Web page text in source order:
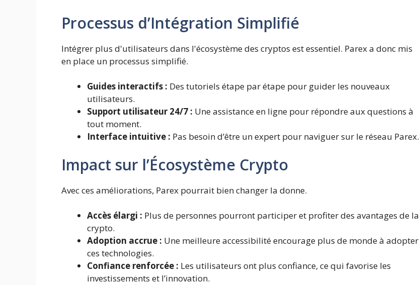
Processus d’Intégration Simplifié
Intégrer plus d'utilisateurs dans l'écosystème des cryptos est essentiel. Parex a donc mis
en place un processus simplifié.
Guides interactifs : Des tutoriels étape par étape pour guider les nouveaux
utilisateurs.
Support utilisateur 24/7 : Une assistance en ligne pour répondre aux questions à
tout moment.
Interface intuitive : Pas besoin d’être un expert pour naviguer sur le réseau Parex.
Impact sur l’Écosystème Crypto
Avec ces améliorations, Parex pourrait bien changer la donne.
Accès élargi : Plus de personnes pourront participer et profiter des avantages de la
crypto.
Adoption accrue : Une meilleure accessibilité encourage plus de monde à adopter
ces technologies.
Confiance renforcée : Les utilisateurs ont plus confiance, ce qui favorise les
investissements et l’innovation.